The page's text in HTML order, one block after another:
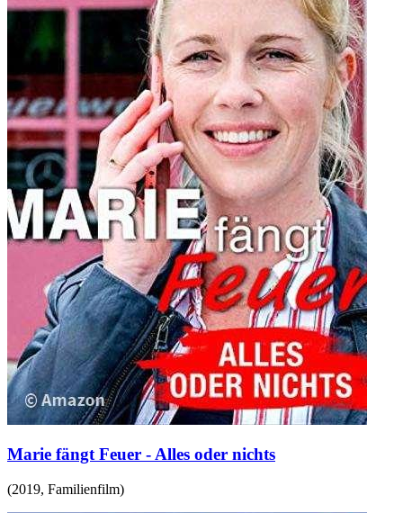
Marie fängt Feuer - Alles oder nichts
(2019, Familienfilm)